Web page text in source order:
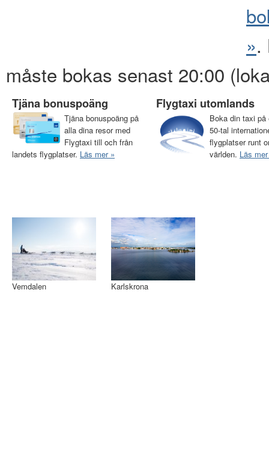
».
måste bokas senast 20:00
Tjäna bonuspoäng
Tjäna bonuspoäng på
alla dina resor med
Flygtaxi till och från
landets flygplatser. Läs mer »
Flygtaxi utomlands
Boka din taxi på
50-tal
flygplatser runt
världen. Läs
Vemdalen Karlskrona